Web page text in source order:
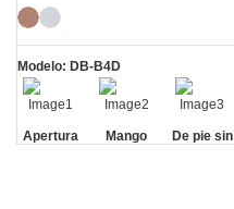
maquinilla de
afeitar abierta de
mariposa con
cabezal mejorado
Modelo: DB-B4D
Apertura
Mango
De pie sin